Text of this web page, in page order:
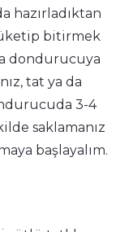
hazırladıktan
bitirmek
dondurucuya
tat ya da
3-4
saklamanız
başlayalım.